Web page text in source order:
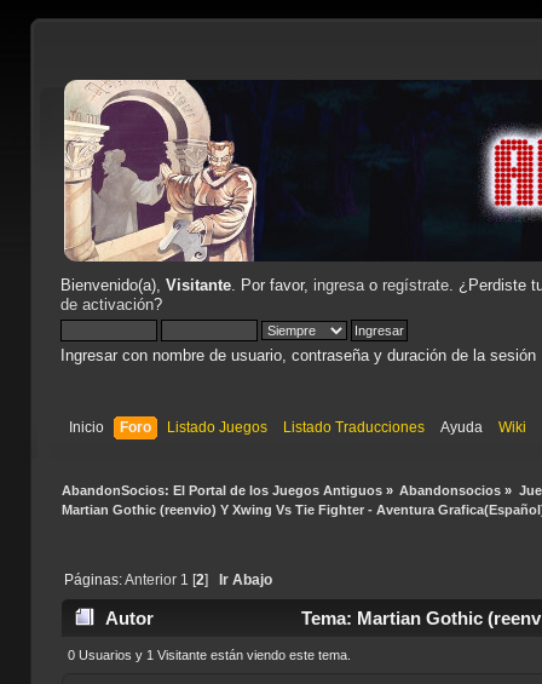
Bienvenido(a), Visitante. Por favor, ingresao regístrate. ¿Perdiste
de activación?
Ingresar con nombre de usuario, contraseña y duración de la sesión
Inicio Foro Listado Juegos Listado Traducciones Ayuda Wiki
AbandonSocios: El Portal de los Juegos Antiguos» Abandonsocios »
Martian Gothic (reenvio) Y Xwing Vs Tie Fighter - Aventura
Páginas:Anterior 1 [2] Ir Abajo
Autor
Tema: Martian Gothic
(Leído 17589 veces)
0 Usuarios y 1 Visitante están viendo este tema.